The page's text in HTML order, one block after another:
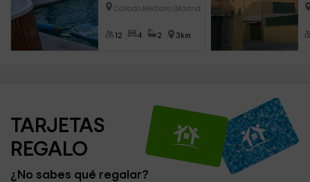
Collado Mediano (Madrid)
12 4 2 3km
TARJETAS
REGALO
¿No sabes qué regalar?